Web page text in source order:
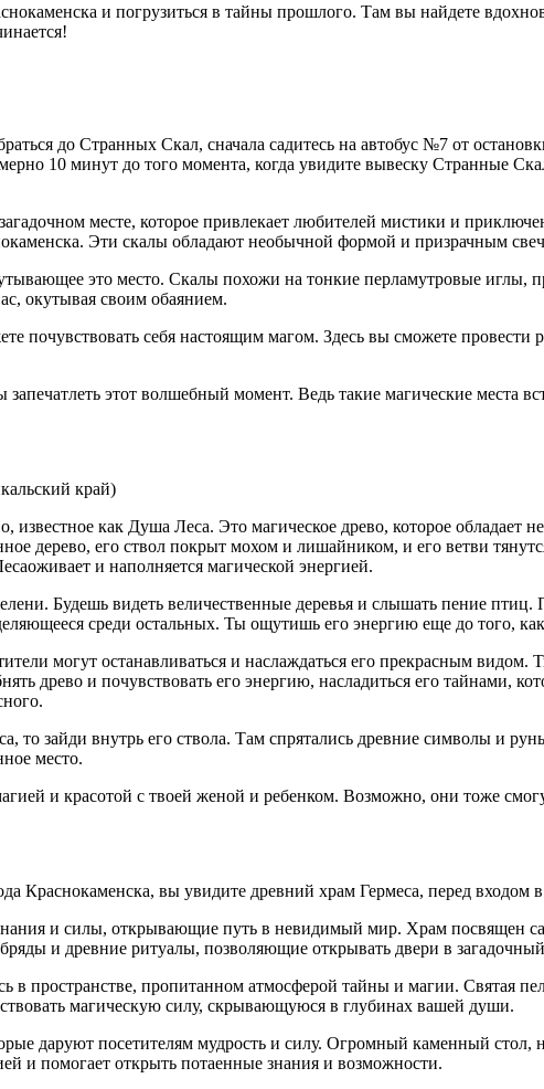
и погрузиться в тайны прошлого. Там вы найдете
до Странных Скал, сначала садитесь на автобус №7 от
10 минут до того момента, когда увидите вывеску Странные
месте, которое привлекает любителей мистики и
Эти скалы обладают необычной формой и призрачным
это место. Скалы похожи на тонкие перламутровые
окутывая своим обаянием.
почувствовать себя настоящим магом. Здесь вы сможете
этот волшебный момент. Ведь такие магические места
край)
известное как Душа Леса. Это магическое древо, которое обладает
дерево, его ствол покрыт мохом и лишайником, и его ветви
и наполняется магической энергией.
Будешь видеть величественные деревья и слышать пение
среди остальных. Ты ощутишь его энергию еще до того,
могут останавливаться и наслаждаться его прекрасным
древо и почувствовать его энергию, насладиться его тайнами,
зайди внутрь его ствола. Там спрятались древние символы и
место.
и красотой с твоей женой и ребенком. Возможно, они тоже
вы увидите древний храм Гермеса, перед входом
и силы, открывающие путь в невидимый мир. Храм посвящен
и древние ритуалы, позволяющие открывать двери в
пространстве, пропитанном атмосферой тайны и магии. Святая
магическую силу, скрывающуюся в глубинах вашей души.
даруют посетителям мудрость и силу. Огромный каменный стол,
и помогает открыть потаенные знания и возможности.